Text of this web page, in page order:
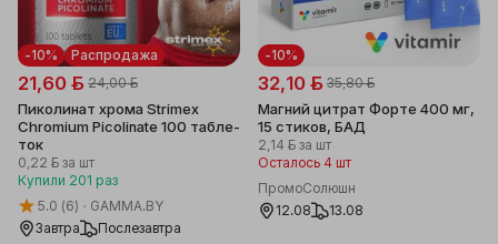
Распродажа
-10%
21,60 ƃ 24,00 ƃ
Пи­ко­ли­нат хрома Strimex
Chromium Picolinate 100 таб­ле­
ток
0,22 ƃ за шт
Купили 201 раз
5.0 (6)
GAMMA.BY
Завтра
Послезавтра
-10%
32,10 ƃ 35,80 ƃ
Магний цитрат Форте 400 мг,
15 стиков, БАД
2,14 ƃ за шт
Осталось 4 шт
ПромоСолюшн
12.08
13.08